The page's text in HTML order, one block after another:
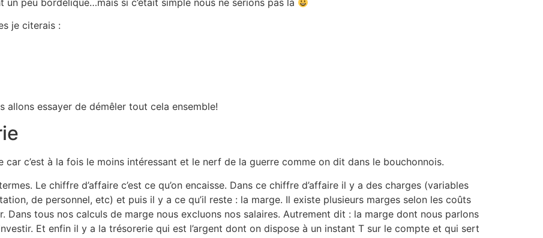
peu bordélique…mais si c’était simple nous ne serions pas là
je citerais :
allons essayer de démêler tout cela ensemble!
car c’est à la fois le moins intéressant et le nerf de la guerre comme on dit dans le bouchonnois.
Le chiffre d’affaire c’est ce qu’on encaisse. Dans ce chiffre d’affaire il y a des charges (variables
de personnel, etc) et puis il y a ce qu’il reste : la marge. Il existe plusieurs marges selon les coûts
Dans tous nos calculs de marge nous excluons nos salaires. Autrement dit : la marge dont nous parlons
Et enfin il y a la trésorerie qui est l’argent dont on dispose à un instant T sur le compte et qui sert